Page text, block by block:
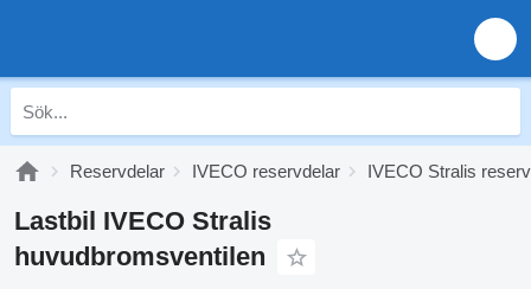
Reservdelar IVECO reservdelar IVECO Stralis
Lastbil IVECO Stralis
huvudbromsventilen